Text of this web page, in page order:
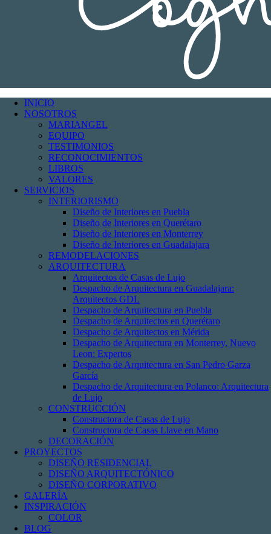
INICIO
NOSOTROS
MARIANGEL
EQUIPO
TESTIMONIOS
RECONOCIMIENTOS
LIBROS
VALORES
SERVICIOS
INTERIORISMO
Diseño de Interiores en Puebla
Diseño de Interiores en Querétaro
Diseño de Interiores en Monterrey
Diseño de Interiores en Guadalajara
REMODELACIONES
ARQUITECTURA
Arquitectos de Casas de Lujo
Despacho de Arquitectura en Guadalajara:
Arquitectos GDL
Despacho de Arquitectura en Puebla
Despacho de Arquitectos en Querétaro
Despacho de Arquitectos en Mérida
Despacho de Arquitectura en Monterrey, Nuevo
Leon: Expertos
Despacho de Arquitectura en San Pedro Garza
García
Despacho de Arquitectura en Polanco: Arquitectura
de Lujo
CONSTRUCCIÓN
Constructora de Casas de Lujo
Constructora de Casas Llave en Mano
DECORACIÓN
PROYECTOS
DISEÑO RESIDENCIAL
DISEÑO ARQUITECTÓNICO
DISEÑO CORPORATIVO
GALERÍA
INSPIRACIÓN
COLOR
BLOG